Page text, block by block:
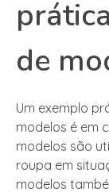
de
Um exemplo
modelos é em
modelos são
roupa em
modelos